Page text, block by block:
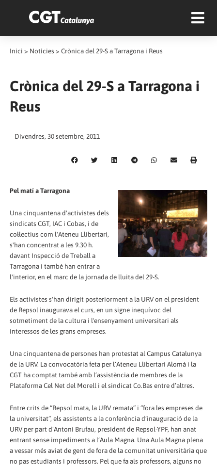
Inici > Notícies > Crònica del 29-S a Tarragona i Reus
Crònica del 29-S a Tarragona i
Reus
Divendres, 30 setembre, 2011
Pel matí a Tarragona
Una cinquantena d'activistes dels
sindicats CGT, IAC i Cobas, i de
col·lectius com l'Ateneu Llibertari,
s'han concentrat a les 9.30 h.
davant Inspecció de Treball a
Tarragona i també han entrar a
l'interior, en el marc de la jornada de lluita del 29-S.
Els activistes s'han dirigit posteriorment a la URV on el president
de Repsol inaugurava el curs, en un signe inequívoc del
sotmetiment de la cultura i l'ensenyament universitari als
interessos de les grans empreses.
Una cinquantena de persones han protestat al Campus Catalunya
de la URV. La convocatòria feta per l’Ateneu Llibertari Alomà i la
CGT ha comptat també amb l’assistència de membres de la
Plataforma Cel Net del Morell i el sindicat Co.Bas entre d’altres.
Entre crits de “Repsol mata, la URV remata” i “fora les empreses de
la universitat”, els assistents a la conferència d’inauguració de la
URV per part d’Antoni Brufau, president de Repsol-YPF, han anat
entrant sense impediments a l’Aula Magna. Una Aula Magna plena
a vessar més aviat de gent de fora de la comunitat universitària que
no pas estudiants i professors. Pel que fa als professors, alguns no